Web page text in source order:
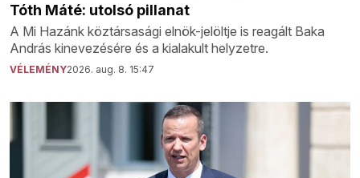
Tóth Máté: utolsó pillanat
A Mi Hazánk köztársasági elnök-jelöltje is reagált Baka
András kinevezésére és a kialakult helyzetre.
VÉLEMÉNY2026. aug. 8. 15:47